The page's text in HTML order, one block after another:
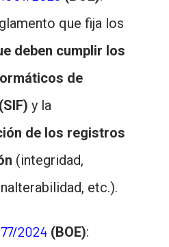
que fija los
deben cumplir los
de
y la
de los registros
(integridad,
etc.).
2024 (BOE):